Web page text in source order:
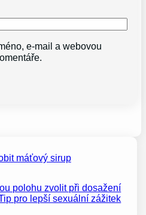
e-mail a webovou
máťový sirup
polohu zvolit při dosažení
pro lepší sexuální zážitek